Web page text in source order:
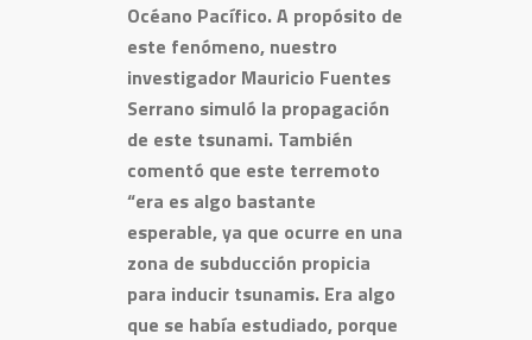
Océano Pacífico. A propósito de
este fenómeno, nuestro
investigador Mauricio Fuentes
Serrano simuló la propagación
de este tsunami. También
comentó que este terremoto
“era es algo bastante
esperable, ya que ocurre en una
zona de subducción propicia
para inducir tsunamis. Era algo
que se había estudiado, porque